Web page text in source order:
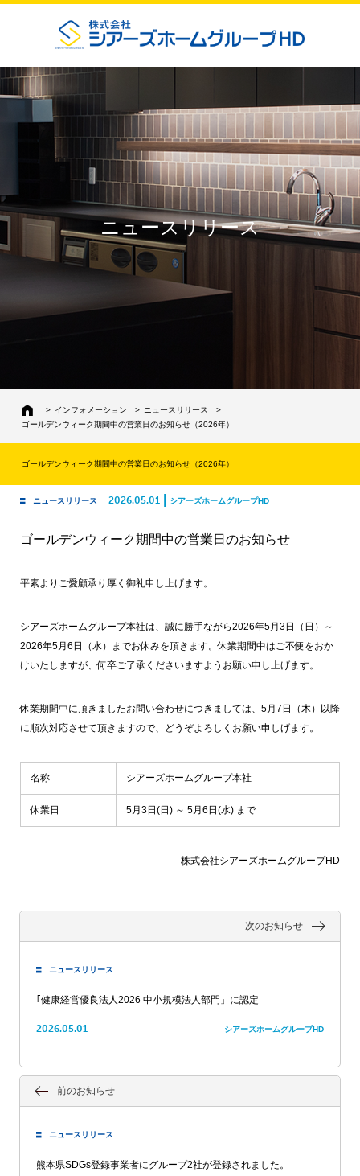
ニュースリリース
事業紹介
ニュースリリース
> インフォメーション > ニュースリリース
>
ゴールデンウィーク期間中の営業日のお知らせ（2026年）
ゴールデンウィーク期間中の営業日のお知らせ（2026年）
ニュースリリース 2026.05.01 シアーズホームグループHD
ゴールデンウィーク期間中の営業日のお知らせ
平素よりご愛顧承り厚く御礼申し上げます。
シアーズホームグループ本社は、誠に勝手ながら2026年5月3日（日）～
2026年5月6日（水）までお休みを頂きます。休業期間中はご不便をおか
けいたしますが、何卒ご了承くださいますようお願い申し上げます。
休業期間中に頂きましたお問い合わせにつきましては、5月7日（木）以降
に順次対応させて頂きますので、どうぞよろしくお願い申しげます。
名称 シアーズホームグループ本社
休業日 5月3日(日) ～ 5月6日(水) まで
株式会社シアーズホームグループHD
次のお知らせ
ニュースリリース
｢健康経営優良法人2026 中小規模法人部門」に認定
2026.05.01 シアーズホームグループHD
前のお知らせ
ニュースリリース
熊本県SDGs登録事業者にグループ2社が登録されました。